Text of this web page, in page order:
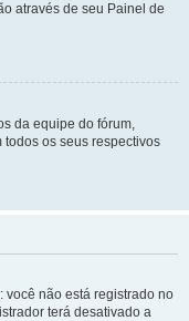
através de seu Painel de
da equipe do fórum,
os seus respectivos
você não está registrado no
terá desativado a